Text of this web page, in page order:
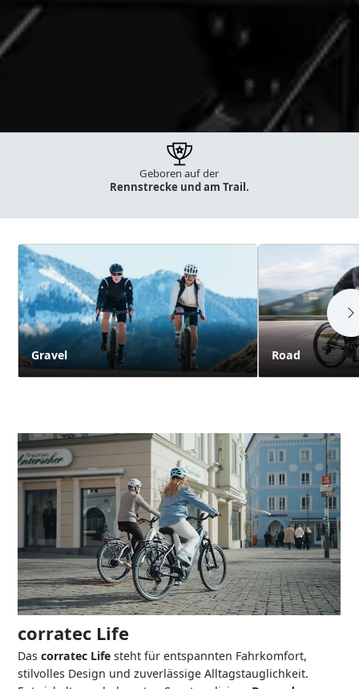
35 Jahre Erfahrungbei Bikes
und E-Bikes.
Geboren auf der
Rennstrecke und am Trail.
Kategorien
Gravel Road
corratec Life
Dascorratec Life steht für entspannten Fahrkomfort,
stilvolles Design und zuverlässige Alltagstauglichkeit.